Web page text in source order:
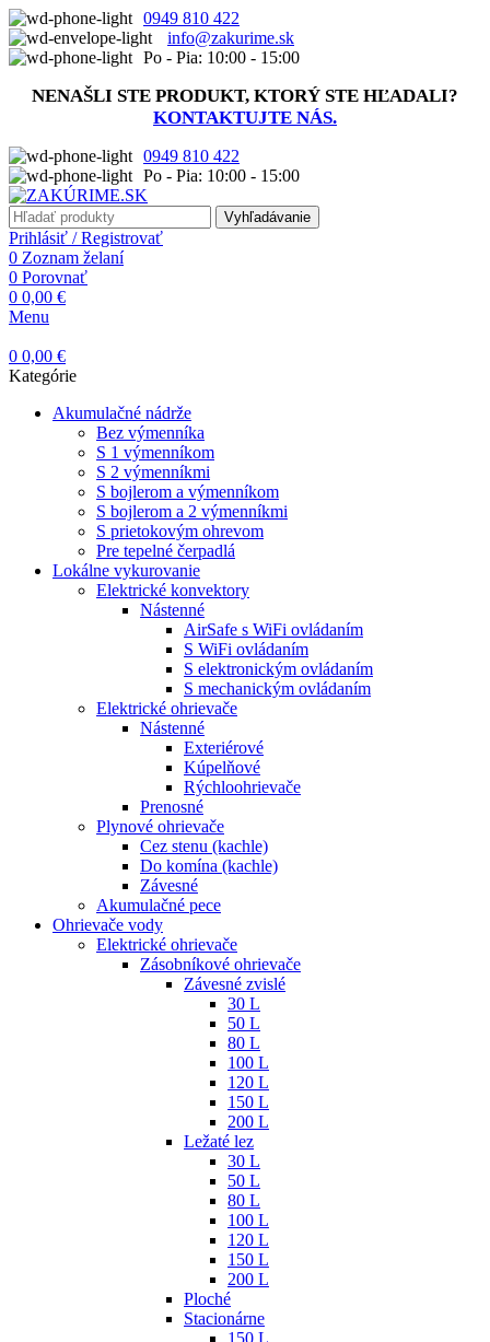
0949 810 422
info@zakurime.sk
Po - Pia: 10:00 - 15:00
NENAŠLI STE PRODUKT, KTORÝ STE HĽADALI?
KONTAKTUJTE NÁS.
0949 810 422
Po - Pia: 10:00 - 15:00
Vyhľadávanie
Prihlásiť / Registrovať
0 Zoznam želaní
0 Porovnať
0 0,00 €
Menu
0 0,00 €
Kategórie
Akumulačné nádrže
Bez výmenníka
S 1 výmenníkom
S 2 výmenníkmi
S bojlerom a výmenníkom
S bojlerom a 2 výmenníkmi
S prietokovým ohrevom
Pre tepelné čerpadlá
Lokálne vykurovanie
Elektrické konvektory
Nástenné
AirSafe s WiFi ovládaním
S WiFi ovládaním
S elektronickým ovládaním
S mechanickým ovládaním
Elektrické ohrievače
Nástenné
Exteriérové
Kúpelňové
Rýchloohrievače
Prenosné
Plynové ohrievače
Cez stenu (kachle)
Do komína (kachle)
Závesné
Akumulačné pece
Ohrievače vody
Elektrické ohrievače
Zásobníkové ohrievače
Závesné zvislé
30 L
50 L
80 L
100 L
120 L
150 L
200 L
Ležaté lez
30 L
50 L
80 L
100 L
120 L
150 L
200 L
Ploché
Stacionárne
150 L